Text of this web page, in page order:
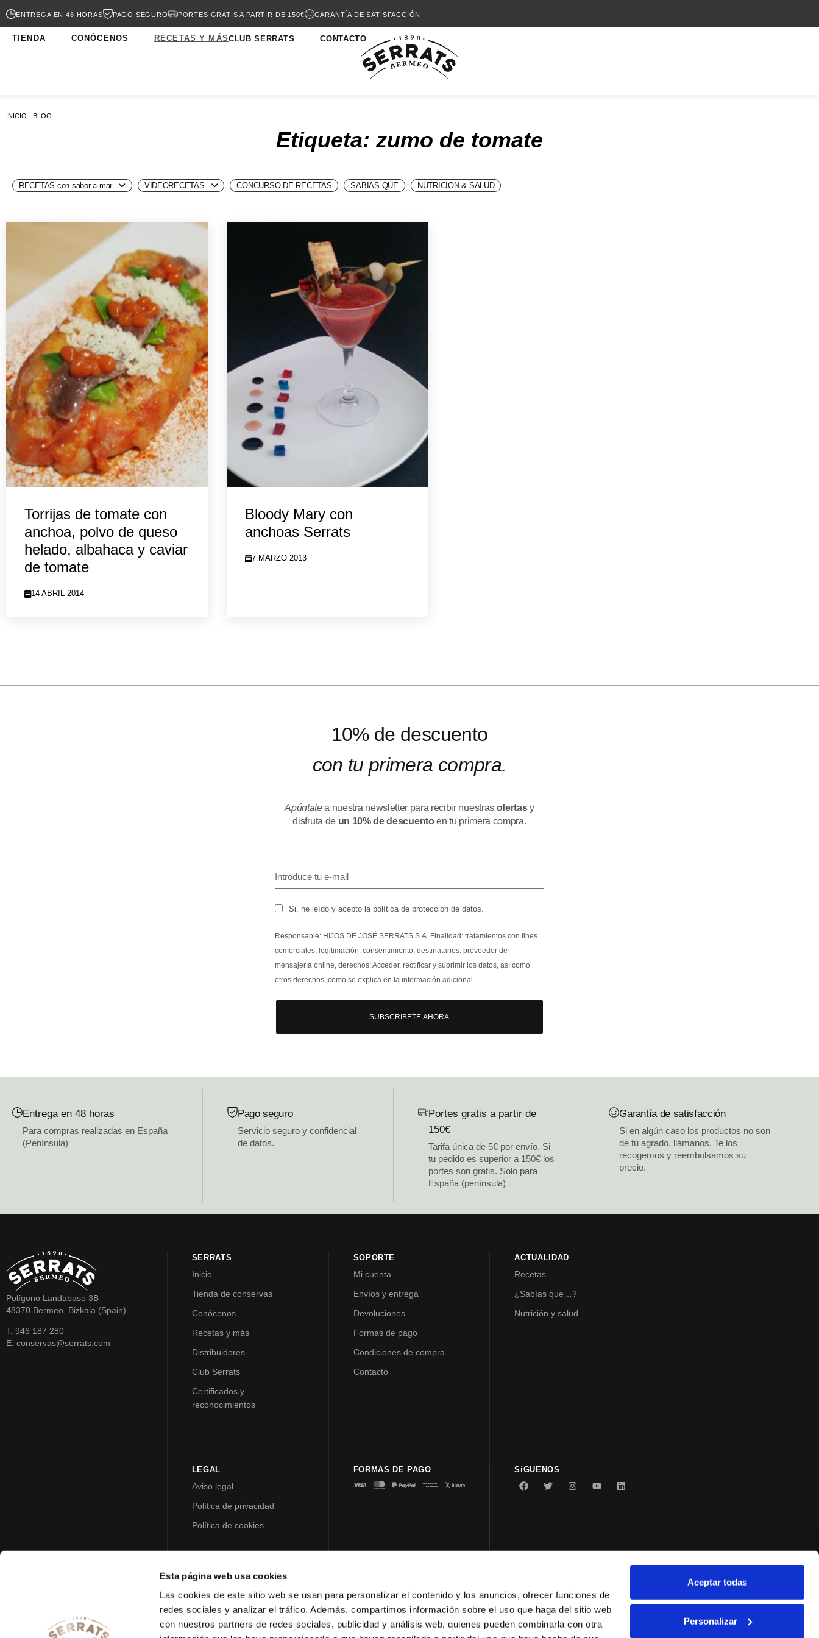
Esta página web usa cookies
Las cookies de este sitio web se usan para personalizar el contenido y los anuncios, ofrecer funciones de
redes sociales y analizar el tráfico. Además, compartimos información sobre el uso que haga del sitio web
con nuestros partners de redes sociales, publicidad y análisis web, quienes pueden combinarla con otra
Aceptar todas
Personalizar
ENTREGA EN 48 HORAS PAGO SEGURO PORTES GRATIS A PARTIR DE 150€ GARANTÍA DE SATISFACCIÓN
TIENDA CONÓCENOS RECETAS Y MÁSCLUB SERRATS CONTACTO
INICIO · BLOG
Etiqueta: zumo de tomate
RECETAS con sabor a mar VIDEORECETAS CONCURSO DE RECETAS SABIAS QUE NUTRICION & SALUD
Torrijas de tomate con
anchoa, polvo de queso
helado, albahaca y caviar
de tomate
14 ABRIL 2014
Bloody Mary con
anchoas Serrats
7 MARZO 2013
10% de descuento
con tu primera compra.
Apúntatea nuestra newsletter para recibir nuestras ofertasy
disfruta de un 10% de descuentoen tu primera compra.
Si, he leído y acepto la política de protección de datos.
Responsable: HIJOS DE JOSÉ SERRATS S.A. Finalidad: tratamientos con fines
comerciales, legitimación: consentimiento, destinatarios: proveedor de
mensajería online, derechos: Acceder, rectificar y suprimir los datos, así como
otros derechos, como se explica en la información adicional.
SUBSCRIBETE AHORA
Entrega en 48 horas
Para compras realizadas en España
(Península)
Pago seguro
Servicio seguro y confidencial
de datos.
Portes gratis a partir de
150€
Tarifa única de 5€ por envío. Si
tu pedido es superior a 150€ los
portes son gratis. Solo para
España (península)
Garantía de satisfacción
Si en algún caso los productos no son
de tu agrado, llámanos. Te los
recogemos y reembolsamos su
precio.
Polígono Landabaso 3B
48370 Bermeo, Bizkaia (Spain)
T. 946 187 280
E. conservas@serrats.com
SERRATS
Inicio
Tienda de conservas
Conócenos
Recetas y más
Distribuidores
Club Serrats
Certificados y
reconocimientos
SOPORTE
Mi cuenta
Envíos y entrega
Devoluciones
Formas de pago
Condiciones de compra
Contacto
ACTUALIDAD
Recetas
¿Sabías que…?
Nutrición y salud
LEGAL
Aviso legal
Política de privacidad
Política de cookies
FORMAS DE PAGO SíGUENOS
© 2023 Conservas Serrats